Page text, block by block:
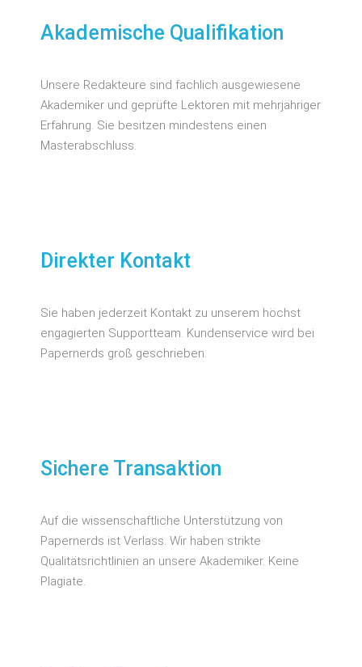
Akademische Qualifikation
Unsere Redakteure sind fachlich ausgewiesene
Akademiker und geprüfte Lektoren mit mehrjähriger
Erfahrung. Sie besitzen mindestens einen
Masterabschluss.
Direkter Kontakt
Sie haben jederzeit Kontakt zu unserem höchst
engagierten Supportteam. Kundenservice wird bei
Papernerds groß geschrieben.
Sichere Transaktion
Auf die wissenschaftliche Unterstützung von
Papernerds ist Verlass. Wir haben strikte
Qualitätsrichtlinien an unsere Akademiker. Keine
Plagiate.